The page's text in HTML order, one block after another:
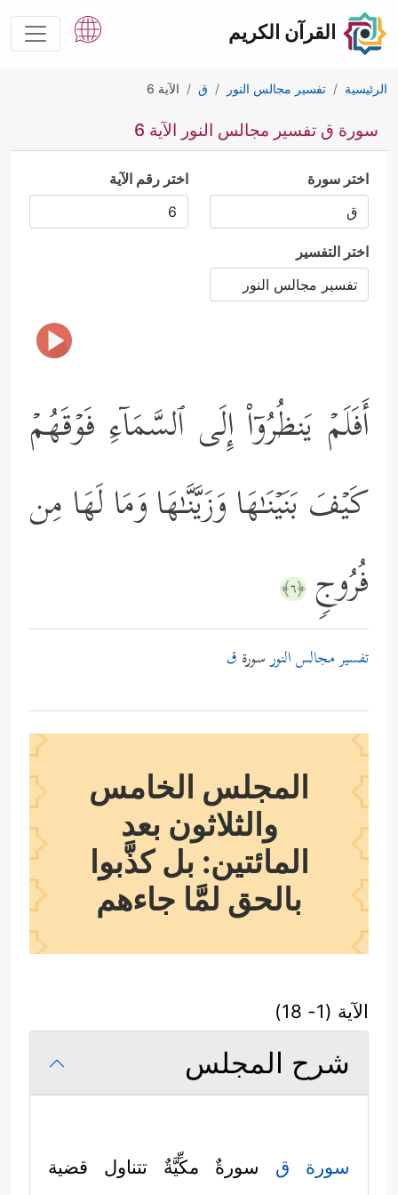
القرآن الكريم
الرئيسية تفسير مجالس النور ق الآية 6
سورة ق تفسير مجالس النور الآية 6
اختر سورة اختر رقم الآية
اختر التفسير
أَفَلَمۡ یَنظُرُوۤاْ إِلَى ٱلسَّمَاۤءِ فَوۡقَهُمۡ
كَیۡفَ بَنَیۡنَـٰهَا وَزَیَّنَّـٰهَا وَمَا لَهَا مِن
فُرُوجࣲ ﴿٦﴾
تفسير مجالس النورسورة ق
المجلس الخامس
والثلاثون بعد
المائتين: بل كذَّبوا
بالحق لمَّا جاءهم
الآية (1- 18)
شرح المجلس
سورة ق سورةٌ مكِّيَّةٌ تتناول قضية